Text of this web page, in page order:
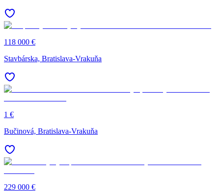
118 000 €
Stavbárska, Bratislava-Vrakuňa
1 €
Bučinová, Bratislava-Vrakuňa
229 000 €